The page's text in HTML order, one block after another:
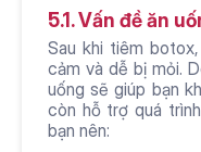
5.1. Vấn đề ăn
Sau khi tiêm
cảm và dễ bị mỏi.
uống sẽ giúp bạn
còn hỗ trợ quá
bạn nên: